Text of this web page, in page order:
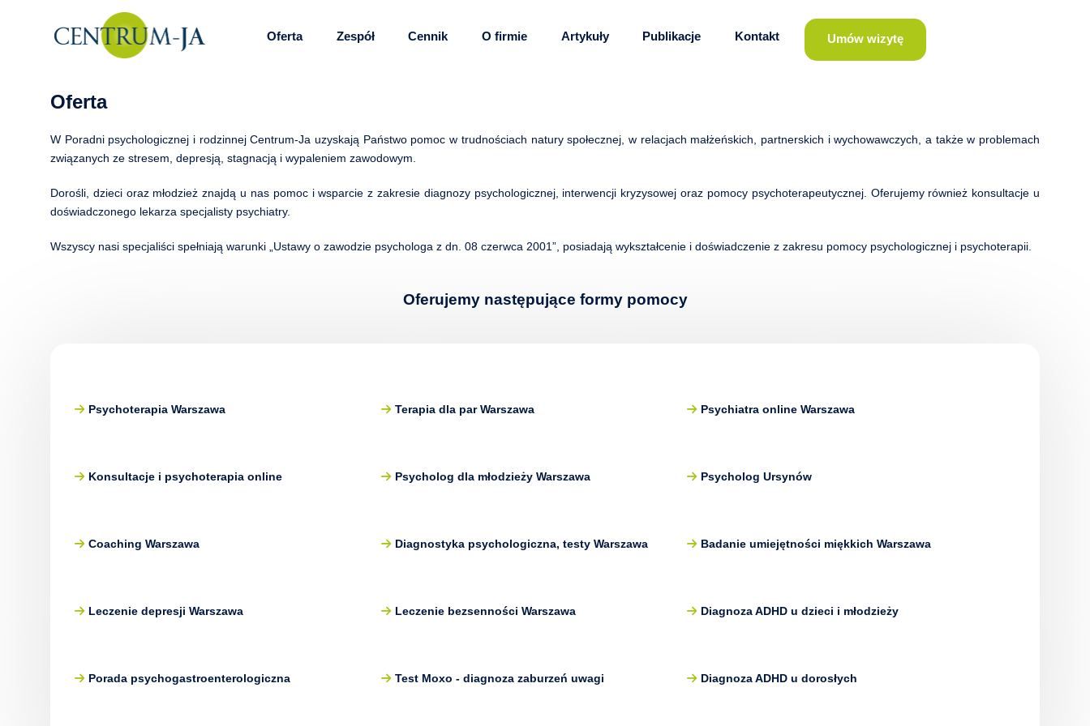
Oferta Zespół Cennik O firmie Artykuły Publikacje Kontakt Umów wizytę
Oferta
W Poradni psychologicznej i rodzinnej Centrum-Ja uzyskają Państwo pomoc w trudnościach natury społecznej, w relacjach małżeńskich, partnerskich i wychowawczych, a także w problemach
związanych ze stresem, depresją, stagnacją i wypaleniem zawodowym.
Dorośli, dzieci oraz młodzież znajdą u nas pomoc i wsparcie z zakresie diagnozy psychologicznej, interwencji kryzysowej oraz pomocy psychoterapeutycznej. Oferujemy również konsultacje u
doświadczonego lekarza specjalisty psychiatry.
Wszyscy nasi specjaliści spełniają warunki „Ustawy o zawodzie psychologa z dn. 08 czerwca 2001”, posiadają wykształcenie i doświadczenie z zakresu pomocy psychologicznej i psychoterapii.
Oferujemy następujące formy pomocy
Psychoterapia Warszawa Terapia dla par Warszawa Psychiatra online Warszawa
Konsultacje i psychoterapia online Psycholog dla młodzieży Warszawa Psycholog Ursynów
Coaching Warszawa Diagnostyka psychologiczna, testy Warszawa Badanie umiejętności miękkich Warszawa
Leczenie depresji Warszawa Leczenie bezsenności Warszawa Diagnoza ADHD u dzieci i młodzieży
Porada psychogastroenterologiczna Test Moxo - diagnoza zaburzeń uwagi Diagnoza ADHD u dorosłych